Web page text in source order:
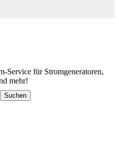
Service für Stromgeneratoren,
mehr!
Suchen